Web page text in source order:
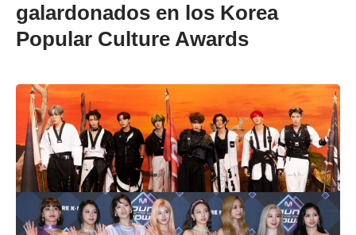
galardonados en los Korea
Popular Culture Awards